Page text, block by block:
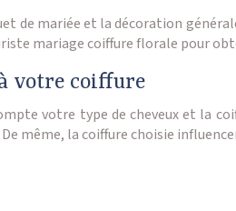
de mariée et la décoration
mariage coiffure florale pour
votre coiffure
votre type de cheveux et la
même, la coiffure choisie